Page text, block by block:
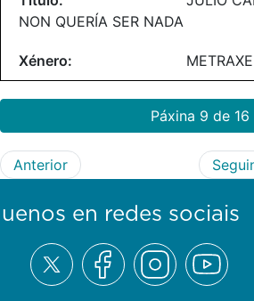
NON QUERÍA SER NADA
Páxina 9 de 16
Anterior
en redes sociais